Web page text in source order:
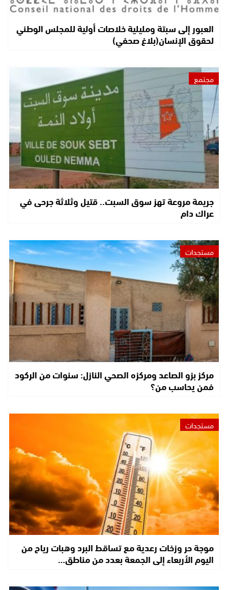
العبور إلى سبتة ومليلية خلاصات أولية للمجلس الوطني
لحقوق الإنسان(بلاغ صحفي)
مجتمع
جريمة مروعة تهز سوق السبت.. قتيل وثلاثة جرحى في
عراك دام
مستجدات
مركز بزو الصاعد ومركزه الصحي النازل: سنوات من الركود
فمن يحاسب من؟
مستجدات
موجة حر وزخات رعدية مع تساقط البرد وهبات رياح من
اليوم الأربعاء إلى الجمعة بعدد من مناطق…